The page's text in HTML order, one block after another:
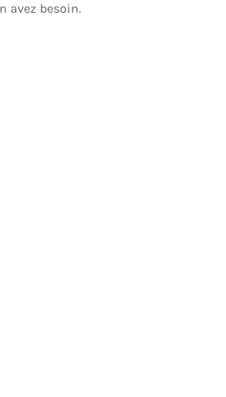
avez besoin.